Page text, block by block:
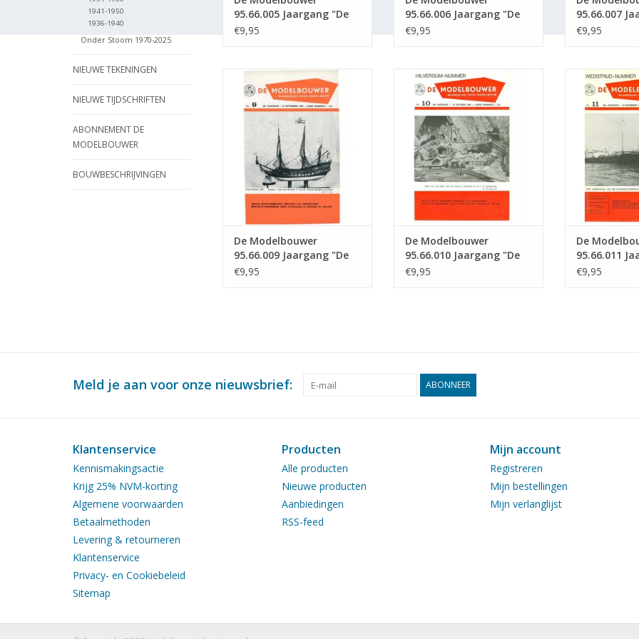
1941-1950
1936-1940
Onder Stoom 1970-2025
NIEUWE TEKENINGEN
NIEUWE TIJDSCHRIFTEN
ABONNEMENT DE
MODELBOUWER
BOUWBESCHRIJVINGEN
95.66.005 Jaargang "De
Modelbouwer" Editie :
€9,95
95.66.006 Jaargang "De
Modelbouwer" Editie :
€9,95
95.66.007
€9,95
De Modelbouwer 95.66.009
Jaargang "De Modelbouwer"
Editie : 66.009 (PDF)
TOEVOEGEN AAN WINKELWAGEN
De Modelbouwer
95.66.009 Jaargang "De
Modelbouwer" Editie :
€9,95
De Modelbouwer 95.66.010
Jaargang "De Modelbouwer"
Editie : 66.010 (PDF)
TOEVOEGEN AAN WINKELWAGEN
De Modelbouwer
95.66.010 Jaargang "De
Modelbouwer" Editie :
€9,95
De
Jaargang "De
Editie :
TOEVOEGEN
De
95.66.011
€9,95
Meld je aan voor onze nieuwsbrief: ABONNEER
Klantenservice
Kennismakingsactie
Krijg 25% NVM-korting
Algemene voorwaarden
Betaalmethoden
Levering & retourneren
Klantenservice
Privacy- en Cookiebeleid
Sitemap
Producten
Alle producten
Nieuwe producten
Aanbiedingen
RSS-feed
Mijn account
Registreren
Mijn bestellingen
Mijn verlanglijst